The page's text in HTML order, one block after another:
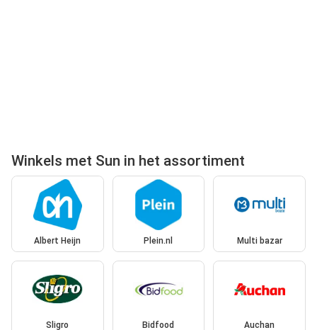
Winkels met Sun in het assortiment
Albert Heijn Plein.nl Multi bazar
Sligro Bidfood Auchan